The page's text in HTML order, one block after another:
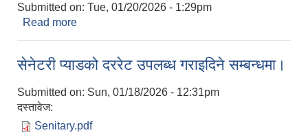
Submitted on: Tue, 01/20/2026 - 1:29pm
Read more
सेनेटरी प्याडको दररेट उपलब्ध गराइदिने सम्बन्धमा।
Submitted on: Sun, 01/18/2026 - 12:31pm
दस्तावेज:
Senitary.pdf